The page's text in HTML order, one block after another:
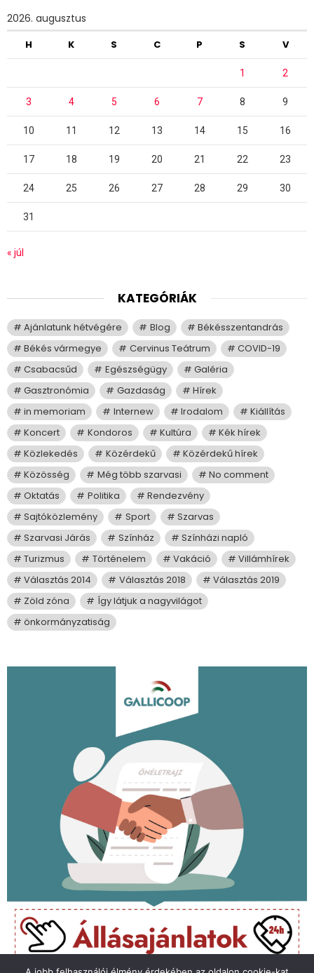
2026. augusztus
H K S C P S V
1 2
3 4 5 6 7 8 9
10 11 12 13 14 15 16
17 18 19 20 21 22 23
24 25 26 27 28 29 30
31
« júl
KATEGÓRIÁK
Ajánlatunk hétvégére Blog
Békésszentandrás
Békés vármegye
Cervinus Teátrum
COVID-19
Csabacsűd
Egészségügy
Galéria
Gasztronómia
Gazdaság
Hírek
in memoriam
Internew Irodalom
Kiállítás
Koncert
Kondoros Kultúra
Kék hírek
Közlekedés
Közérdekű
Közérdekű hírek
Közösség
Még több szarvasi
No comment
Oktatás
Politika
Rendezvény
Sajtóközlemény
Sport
Szarvas
Szarvasi Járás
Színház
Színházi napló
Turizmus
Történelem Vakáció
Villámhírek
Választás 2014
Választás 2018
Választás 2019
Zöld zóna
Így látjuk a nagyvilágot
önkormányzatiság